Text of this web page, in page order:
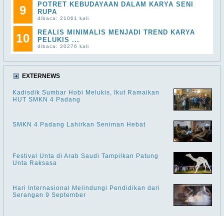
9
POTRET KEBUDAYAAN DALAM KARYA SENI
RUPA
dibaca: 21061 kali
10
REALIS MINIMALIS MENJADI TREND KARYA
PELUKIS ...
dibaca: 20276 kali
EXTERNEWS
Kadisdik Sumbar Hobi Melukis, Ikut Ramaikan
HUT SMKN 4 Padang
SMKN 4 Padang Lahirkan Seniman Hebat
Festival Unta di Arab Saudi Tampilkan Patung
Unta Raksasa
Hari Internasional Melindungi Pendidikan dari
Serangan 9 September